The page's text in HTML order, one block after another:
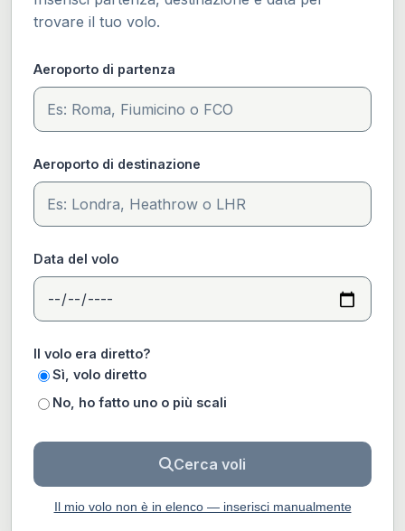
trovare il tuo volo.
Aeroporto di partenza
Aeroporto di destinazione
Data del volo
Il volo era diretto?
Sì, volo diretto
No, ho fatto uno o più scali
Cerca voli
Il mio volo non è in elenco — inserisci manualmente